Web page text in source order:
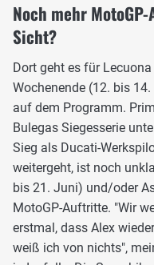
Noch mehr
Sicht?
Dort geht es für
Wochenende (12. bis
auf dem Programm.
Bulegas Siegesserie
Sieg als Ducati-
weitergeht, ist noch
bis 21. Juni) und/oder
MotoGP-Auftritte. "Wir
erstmal, dass Alex
weiß ich von nichts",